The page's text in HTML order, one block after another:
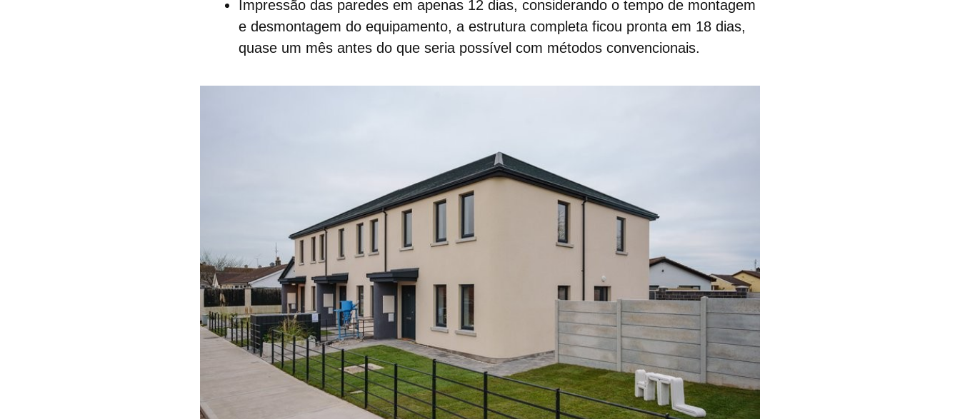
Impressão das paredes em apenas 12 dias, considerando o tempo de montagem
e desmontagem do equipamento, a estrutura completa ficou pronta em 18 dias,
quase um mês antes do que seria possível com métodos convencionais.